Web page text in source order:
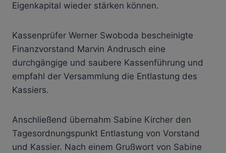
Eigenkapital wieder stärken können.
Kassenprüfer Werner Swoboda bescheinigte
Finanzvorstand Marvin Andrusch eine
durchgängige und saubere Kassenführung und
empfahl der Versammlung die Entlastung des
Kassiers.
Anschließend übernahm Sabine Kircher den
Tagesordnungspunkt Entlastung von Vorstand
und Kassier. Nach einem Grußwort von Sabine